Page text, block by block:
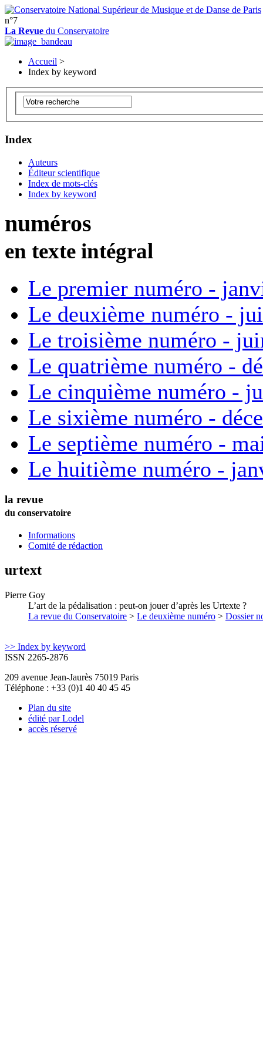
n°7
La Revue du Conservatoire
Accueil >
Index by keyword
Index
Auteurs
Éditeur scientifique
Index de mots-clés
Index by keyword
numéros
en texte intégral
Le premier numéro -
Le deuxième numéro -
Le troisième numéro -
Le quatrième numéro -
Le cinquième numéro -
Le sixième numéro -
Le septième numéro -
Le huitième numéro -
la revue
du conservatoire
Informations
Comité de rédaction
urtext
Pierre Goy
L’art de la pédalisation : peut-on jouer d’après les Urtexte ?
La revue du Conservatoire > Le deuxième numéro > Dossier
>> Index by keyword
ISSN 2265-2876
209 avenue Jean-Jaurès 75019 Paris
Téléphone : +33 (0)1 40 40 45 45
Plan du site
édité par Lodel
accès réservé